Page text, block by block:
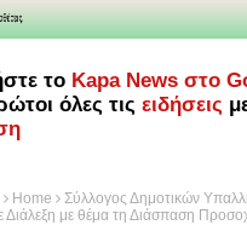
το Kapa News στο
όλες τις ειδήσεις
Home
Σύλλογος Δημοτικών
Διάλεξη με θέμα τη Διάσπαση